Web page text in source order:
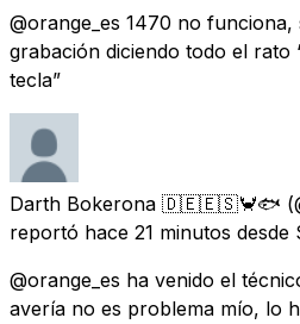
@orange_es 1470 no funciona,
grabación diciendo todo el rato
tecla”
Darth Bokerona 🇩🇪🇪🇸🦀🐟
reportó hace 21 minutos desde
@orange_es ha venido el
avería no es problema mío, lo